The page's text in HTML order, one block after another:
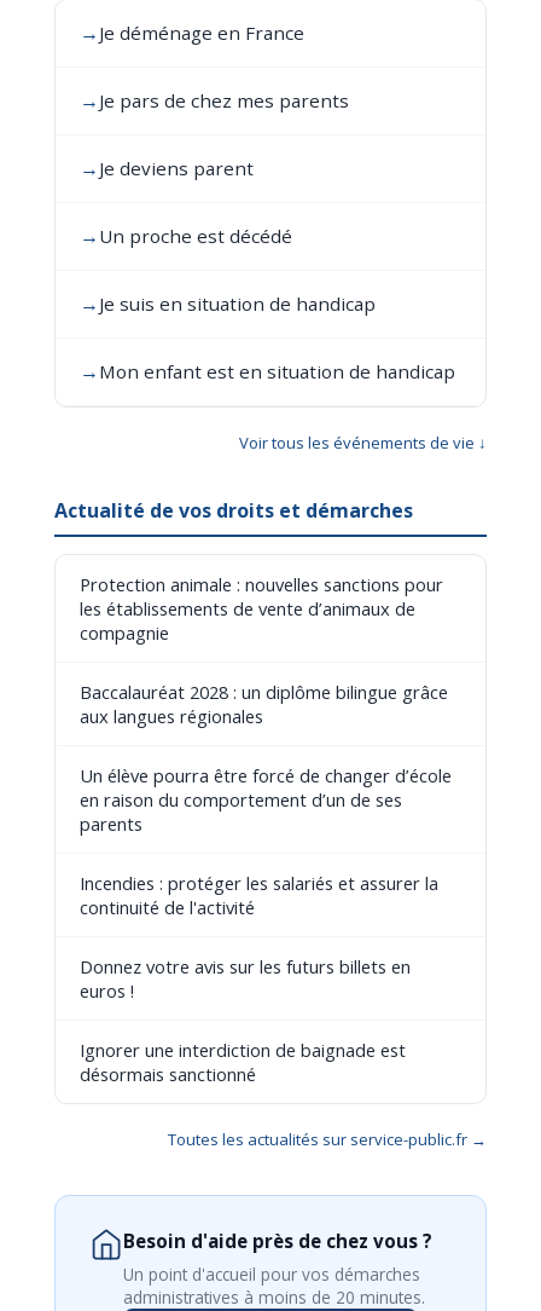
→ Je déménage en France
→ Je pars de chez mes parents
→ Je deviens parent
→ Un proche est décédé
→ Je suis en situation de handicap
→ Mon enfant est en situation de handicap
Voir tous les événements de vie ↓
Actualité de vos droits et démarches
Protection animale : nouvelles sanctions pour
les établissements de vente d’animaux de
compagnie
Baccalauréat 2028 : un diplôme bilingue grâce
aux langues régionales
Un élève pourra être forcé de changer d’école
en raison du comportement d’un de ses
parents
Incendies : protéger les salariés et assurer la
continuité de l'activité
Donnez votre avis sur les futurs billets en
euros !
Ignorer une interdiction de baignade est
désormais sanctionné
Toutes les actualités sur service-public.fr →
Besoin d'aide près de chez vous ?
Un point d'accueil pour vos démarches
administratives à moins de 20 minutes.